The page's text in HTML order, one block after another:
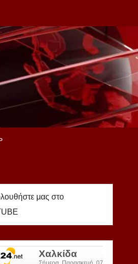
μας στο